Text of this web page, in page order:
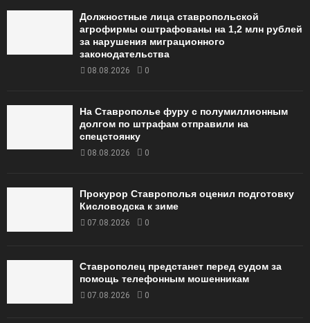
Должностные лица ставропольской
агрофирмы оштрафованы на 1,2 млн рублей
за нарушения миграционного
законодательства
08.08.2026 0
На Ставрополье фуру с полумиллионным
долгом по штрафам отправили на
спецстоянку
08.08.2026 0
Прокурор Ставрополья оценил подготовку
Кисловодска к зиме
07.08.2026 0
Ставрополец предстанет перед судом за
помощь телефонным мошенникам
07.08.2026 0